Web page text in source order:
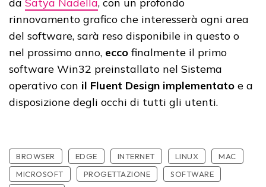
rinnovamento grafico che interesserà ogni area
del software, sarà reso disponibile in questo o
nel prossimo anno, ecco finalmente il primo
software Win32 preinstallato nel Sistema
operativo con il Fluent Design implementato e a
disposizione degli occhi di tutti gli utenti.
BROWSER EDGE INTERNET LINUX
MAC
MICROSOFT
PROGETTAZIONE SOFTWARE